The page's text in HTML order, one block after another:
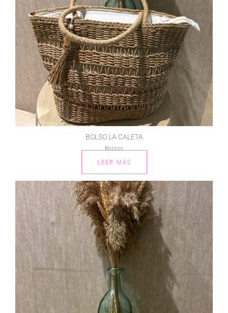
BOLSO LA CALETA
Bolsos
LEER MÁS